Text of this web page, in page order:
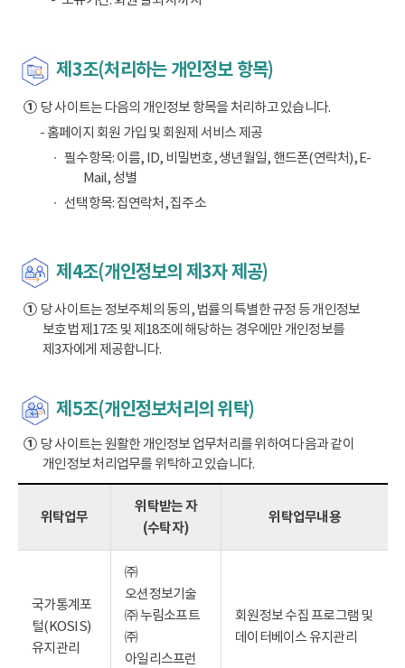
제3조(처리하는 개인정보 항목)
①당 사이트는 다음의 개인정보 항목을 처리하고 있습니다.
- 홈페이지 회원 가입 및 회원제 서비스 제공
필수항목: 이름, ID, 비밀번호, 생년월일, 핸드폰(연락처), E-
Mail, 성별
선택항목: 집연락처, 집주소
제4조(개인정보의 제3자 제공)
①당 사이트는 정보주체의 동의, 법률의 특별한 규정 등 개인정보
보호법 제17조 및 제18조에 해당하는 경우에만 개인정보를
제3자에게 제공합니다.
제5조(개인정보처리의 위탁)
①당 사이트는 원활한 개인정보 업무처리를 위하여 다음과 같이
개인정보 처리업무를 위탁하고 있습니다.
위탁업무
위탁받는 자
(수탁자)
위탁업무내용
국가통계포
털(KOSIS)
유지관리
㈜
오션정보기술
㈜ 누림소프트
㈜
아일리스프런
회원정보 수집 프로그램 및
데이터베이스 유지관리